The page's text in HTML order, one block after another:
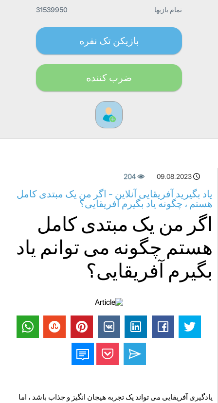
تمام بازیها 31539950
بازیکن تک نفره
ضرب کننده
09.08.2023
204
یاد بگیرید آفریقایی آنلاین - اگر من یک مبتدی کامل
هستم ، چگونه یاد بگیرم آفریقایی؟
اگر من یک مبتدی کامل
هستم چگونه می توانم یاد
بگیرم آفریقایی؟
یادگیری آفریقایی می تواند یک تجربه هیجان انگیز و جذاب باشد ، اما